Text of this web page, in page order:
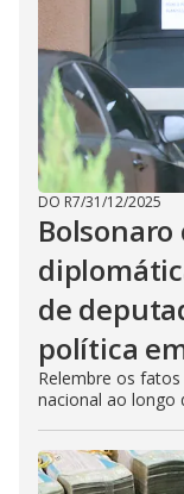
DO R7/31/12/2025
de
política
Relembre os
nacional ao longo